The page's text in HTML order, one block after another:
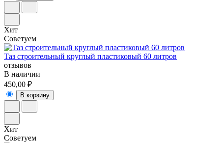
Хит
Советуем
Таз строительный круглый пластиковый 60 литров
отзывов
В наличии
450,00 ₽
В корзину
Хит
Советуем